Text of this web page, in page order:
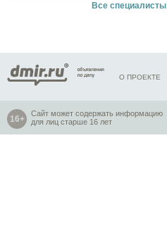
Все специалисты
О ПРОЕКТЕ
Сайт может содержать информацию
для лиц старше 16 лет